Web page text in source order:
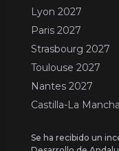
Lyon 2027
Paris 2027
Strasbourg 2027
Toulouse 2027
Nantes 2027
Castilla-La
Se ha recibido un